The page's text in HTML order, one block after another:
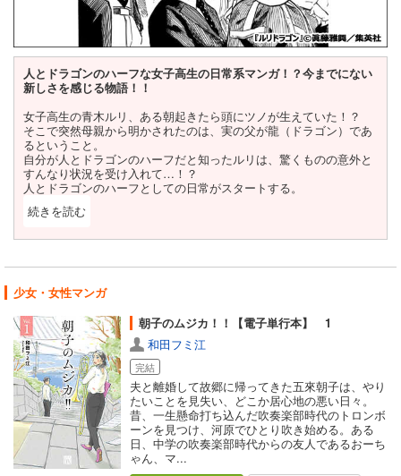
人とドラゴンのハーフな女子高生の日常系マンガ！？今までにない
新しさを感じる物語！！
女子高生の青木ルリ、ある朝起きたら頭にツノが生えていた！？
そこで突然母親から明かされたのは、実の父が龍（ドラゴン）であ
るということ。
自分が人とドラゴンのハーフだと知ったルリは、驚くものの意外と
すんなり状況を受け入れて…！？
人とドラゴンのハーフとしての日常がスタートする。
続きを読む
この物語を読んで感じたのは「新しい！」ということ。
語の新しさは特殊な状況を本人だけではなく周りも受け入れるとい
てふためくし、ツノを隠して生活しようとするだろうし、突然陥っ
た状況に苦悩し悲観するかもしれません。
まして火を噴いて友達を傷つけてしまったりしたら、自己嫌悪に陥
り親を恨んで…といった感じでダークサイドに落ちてしまうかも。
ですがこの物語の主人公ルリは、ツノが生えても「生えてしまった
ものはしょうがない」とツノを隠すことなくいつも通り学校へ行く
し、友達から聞かれたら「父親がドラゴンらしくてさ…」とまるで
他人事のようにカミングアウト。火を噴いた後は流石に学校に行く
ことを躊躇いますが、自分の人生を悲観したりはせず火を吐く練習
に勤しんだりと現状を受け入れた上でどうするかを考えるのです。
少女・女性マンガ
朝子のムジカ！！【電子単行本】 1
和田フミ江
完結
夫と離婚して故郷に帰ってきた五來朝子は、やり
たいことを見失い、どこか居心地の悪い日々。
昔、一生懸命打ち込んだ吹奏楽部時代のトロンボ
ーンを見つけ、河原でひとり吹き始める。ある
日、中学の吹奏楽部時代からの友人であるおーち
ゃん、マ...